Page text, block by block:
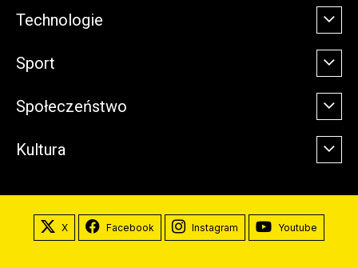
Technologie
Sport
Społeczeństwo
Kultura
X Facebook Instagram Youtube